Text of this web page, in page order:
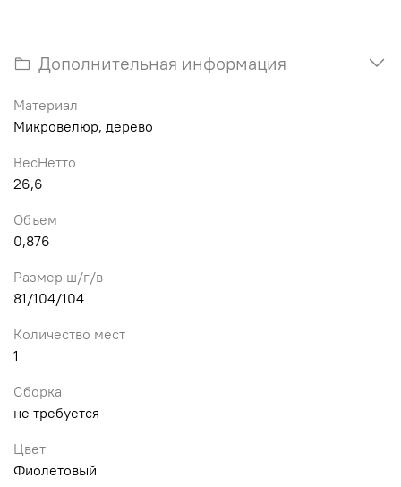
Дополнительная информация
Материал
Микровелюр, дерево
ВесНетто
26,6
Объем
0,876
Размер ш/г/в
81/104/104
Количество мест
1
Сборка
не требуется
Цвет
Фиолетовый